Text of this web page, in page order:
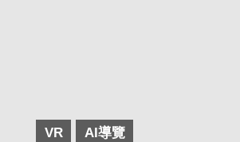
VR AI導覽